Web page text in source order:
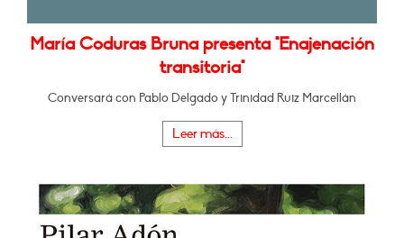
María Coduras Bruna presenta "Enajenación
transitoria"
Conversará con Pablo Delgado y Trinidad Ruiz Marcellán
Leer más...